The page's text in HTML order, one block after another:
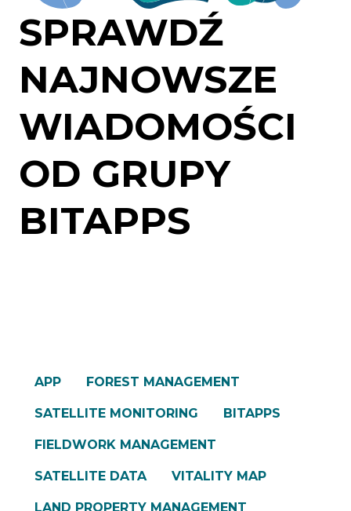
SPRAWDŹ
NAJNOWSZE
WIADOMOŚCI
OD GRUPY
BITAPPS
APP FOREST MANAGEMENT
SATELLITE MONITORING BITAPPS
FIELDWORK MANAGEMENT
SATELLITE DATA VITALITY MAP
LAND PROPERTY MANAGEMENT